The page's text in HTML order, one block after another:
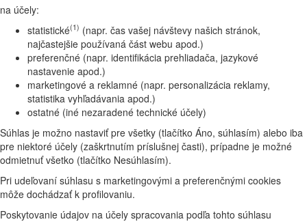
na účely:
statistické(1) (napr. čas vašej návštevy našich stránok,
najčastejšie používaná část webu apod.)
preferenčné (napr. identifikácia prehliadača, jazykové
nastavenie apod.)
marketingové a reklamné (napr. personalizácia reklamy,
statistika vyhľadávania apod.)
ostatné (iné nezaradené technické účely)
Súhlas je možno nastaviť pre všetky (tlačítko Áno, súhlasím) alebo iba
pre niektoré účely (zaškrtnutím príslušnej časti), prípadne je možné
odmietnuť všetko (tlačítko Nesúhlasím).
Pri udeľovaní súhlasu s marketingovými a preferenčnými cookies
môže dochádzať k profilovaniu.
Poskytovanie údajov na účely spracovania podľa tohto súhlasu